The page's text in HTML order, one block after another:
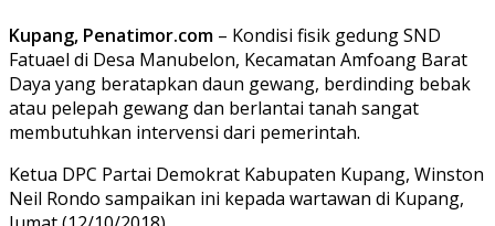
Kupang, Penatimor.com – Kondisi fisik gedung SND
Fatuael di Desa Manubelon, Kecamatan Amfoang Barat
Daya yang beratapkan daun gewang, berdinding bebak
atau pelepah gewang dan berlantai tanah sangat
membutuhkan intervensi dari pemerintah.
Ketua DPC Partai Demokrat Kabupaten Kupang, Winston
Neil Rondo sampaikan ini kepada wartawan di Kupang,